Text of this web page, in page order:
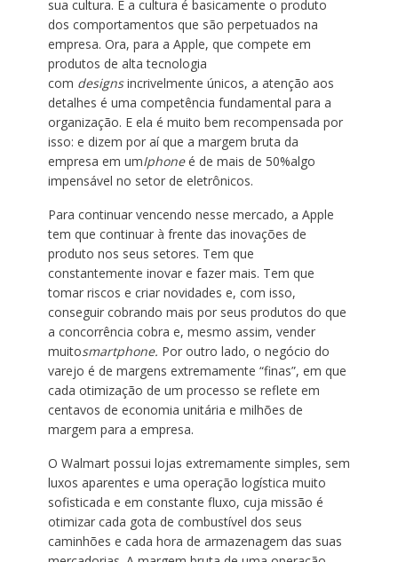
sua cultura. E a cultura é basicamente o produto
dos comportamentos que são perpetuados na
empresa. Ora, para a Apple, que compete em
produtos de alta tecnologia
com designsincrivelmente únicos, a atenção aos
detalhes é uma competência fundamental para a
organização. E ela é muito bem recompensada por
isso: e dizem por aí que a margem bruta da
empresa em umIphoneé de mais de 50%algo
impensável no setor de eletrônicos.
Para continuar vencendo nesse mercado, a Apple
tem que continuar à frente das inovações de
produto nos seus setores. Tem que
constantemente inovar e fazer mais. Tem que
tomar riscos e criar novidades e, com isso,
conseguir cobrando mais por seus produtos do que
a concorrência cobra e, mesmo assim, vender
muitosmartphone. Por outro lado, o negócio do
varejo é de margens extremamente “finas”, em que
cada otimização de um processo se reflete em
centavos de economia unitária e milhões de
margem para a empresa.
O Walmart possui lojas extremamente simples, sem
luxos aparentes e uma operação logística muito
sofisticada e em constante fluxo, cuja missão é
otimizar cada gota de combustível dos seus
caminhões e cada hora de armazenagem das suas